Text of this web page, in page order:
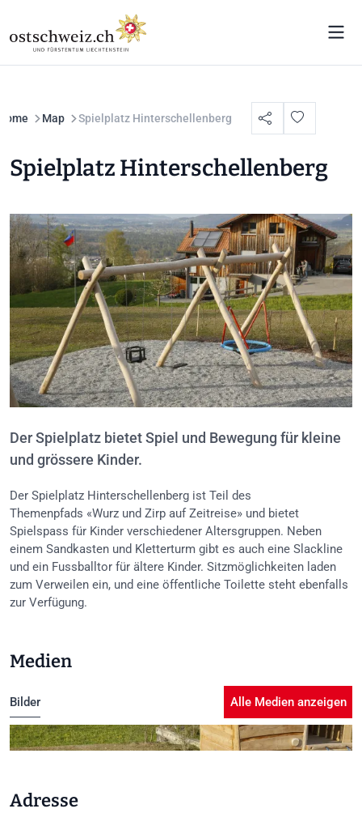
Map Spielplatz Hinterschellenberg
Spielplatz Hinterschellenberg
Der Spielplatz bietet Spiel und Bewegung für kleine
und grössere Kinder.
Der Spielplatz Hinterschellenberg ist Teil des
Themenpfads «Wurz und Zirp auf Zeitreise» und bietet
Spielspass für Kinder verschiedener Altersgruppen. Neben
einem Sandkasten und Kletterturm gibt es auch eine Slackline
und ein Fussballtor für ältere Kinder. Sitzmöglichkeiten laden
zum Verweilen ein, und eine öffentliche Toilette steht ebenfalls
zur Verfügung.
Medien
Bilder Alle Medien anzeigen
Adresse